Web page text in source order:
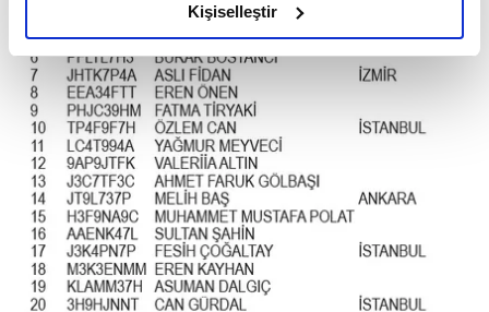
olduğunu ve sizlere en iyi içerikleri sunabilmek adına
elimizden gelen çabayı gösterdiğimizi ve bu noktada,
reklamların maliyetlerimizi karşılamak noktasında tek gelir
kalemimiz olduğunu sizlere hatırlatmak isteriz.
Her halükârda, kullanıcılar, bu çerezlere izin vermedikleri
takdirde, kullanıcılara hedefli reklamlar
gösterilmeyecektir."
Sizlere daha iyi bir hizmet sunabilmek için İnternet
Sitemizde kendimize ve üçüncü kişilere ait çerezler
kullanılmaktadır. Bu çerezler vasıtasıyla çeşitli kişisel
Kişiselleştir